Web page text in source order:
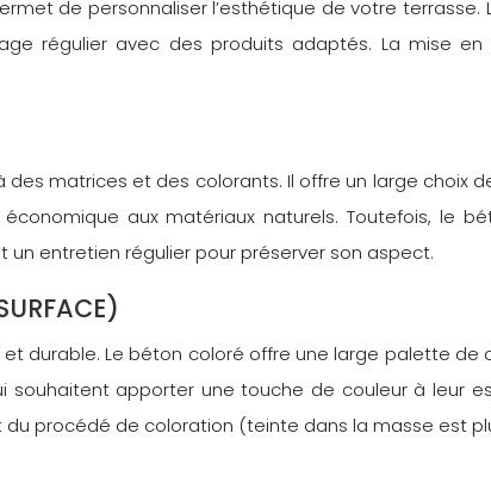
de personnaliser l’esthétique de votre
régulier avec des produits adaptés. La mise
matrices et des colorants. Il offre un large choix
aux matériaux naturels. Toutefois, le
entretien régulier pour préserver son aspect.
durable. Le béton coloré offre une large palette
apporter une touche de couleur à leur
procédé de coloration (teinte dans la masse est